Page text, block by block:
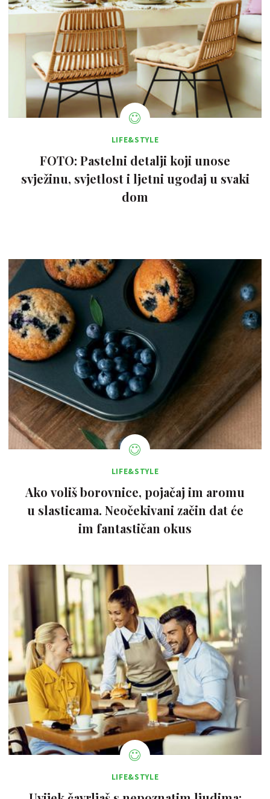
LIFE&STYLE
FOTO: Pastelni detalji koji unose
svježinu, svjetlost i ljetni ugođaj u svaki
dom
LIFE&STYLE
Ako voliš borovnice, pojačaj im aromu
u slasticama. Neočekivani začin dat će
im fantastičan okus
LIFE&STYLE